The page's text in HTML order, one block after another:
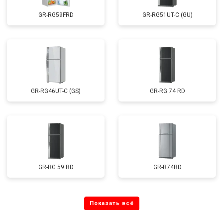
GR-RG59FRD GR-RG51UT-C (GU)
GR-RG46UT-C (GS) GR-RG 74 RD
GR-RG 59 RD GR-R74RD